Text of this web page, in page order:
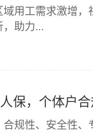
用工需求激增
，助力...
保，个体户
规性、安全性